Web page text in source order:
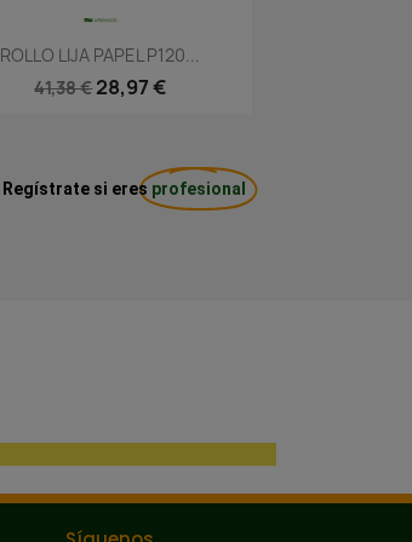
 Vista rápida
ROLLO LIJA PAPEL P120...
41,38 € 28,97 €
Regístrate si eres profesional